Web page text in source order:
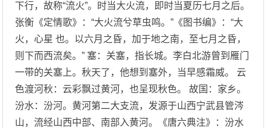
下行，故称“流火”。时当大火流，即时当夏历七月之后。
张衡《定情歌》：“大火流兮草虫鸣。”《图书编》：“大
火，心星 也。以六月之昏，加于地之南，至七月之昏，
则下而西流矣。” 塞：关塞，指长城。李白北游曾到雁门
一带的关塞上。秋天了，他想到塞外，当早感霜威。 云
色渡河秋：云彩飘过黄河，也呈现秋色。 故国：家乡。
汾水：汾河。黄河第二大支流，发源于山西宁武县管涔
山，流经山西中部、南部入黄河。《唐六典注》：汾水